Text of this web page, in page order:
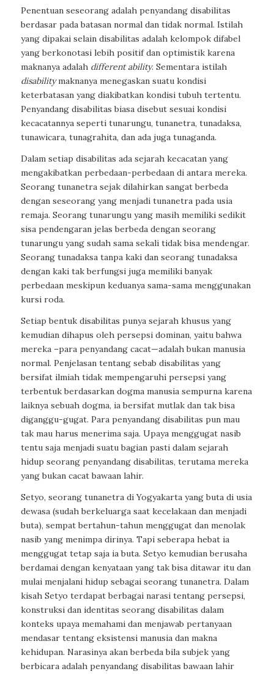
Penentuan seseorang adalah penyandang disabilitas
berdasar pada batasan normal dan tidak normal. Istilah
yang dipakai selain disabilitas adalah kelompok difabel
yang berkonotasi lebih positif dan optimistik karena
maknanya adalah different ability. Sementara istilah
disabilitymaknanya menegaskan suatu kondisi
keterbatasan yang diakibatkan kondisi tubuh tertentu.
Penyandang disabilitas biasa disebut sesuai kondisi
kecacatannya seperti tunarungu, tunanetra, tunadaksa,
tunawicara, tunagrahita, dan ada juga tunaganda.
Dalam setiap disabilitas ada sejarah kecacatan yang
mengakibatkan perbedaan-perbedaan di antara mereka.
Seorang tunanetra sejak dilahirkan sangat berbeda
dengan seseorang yang menjadi tunanetra pada usia
remaja. Seorang tunarungu yang masih memiliki sedikit
sisa pendengaran jelas berbeda dengan seorang
tunarungu yang sudah sama sekali tidak bisa mendengar.
Seorang tunadaksa tanpa kaki dan seorang tunadaksa
dengan kaki tak berfungsi juga memiliki banyak
perbedaan meskipun keduanya sama-sama menggunakan
kursi roda.
Setiap bentuk disabilitas punya sejarah khusus yang
kemudian dihapus oleh persepsi dominan, yaitu bahwa
mereka –para penyandang cacat—adalah bukan manusia
normal. Penjelasan tentang sebab disabilitas yang
bersifat ilmiah tidak mempengaruhi persepsi yang
terbentuk berdasarkan dogma manusia sempurna karena
laiknya sebuah dogma, ia bersifat mutlak dan tak bisa
diganggu-gugat. Para penyandang disabilitas pun mau
tak mau harus menerima saja. Upaya menggugat nasib
tentu saja menjadi suatu bagian pasti dalam sejarah
hidup seorang penyandang disabilitas, terutama mereka
yang bukan cacat bawaan lahir.
Setyo, seorang tunanetra di Yogyakarta yang buta di usia
dewasa (sudah berkeluarga saat kecelakaan dan menjadi
buta), sempat bertahun-tahun menggugat dan menolak
nasib yang menimpa dirinya. Tapi seberapa hebat ia
menggugat tetap saja ia buta. Setyo kemudian berusaha
berdamai dengan kenyataan yang tak bisa ditawar itu dan
mulai menjalani hidup sebagai seorang tunanetra. Dalam
kisah Setyo terdapat berbagai narasi tentang persepsi,
konstruksi dan identitas seorang disabilitas dalam
konteks upaya memahami dan menjawab pertanyaan
mendasar tentang eksistensi manusia dan makna
kehidupan. Narasinya akan berbeda bila subjek yang
berbicara adalah penyandang disabilitas bawaan lahir